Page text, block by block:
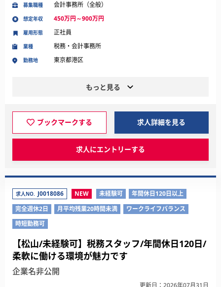
募集職種 会計事務所（全般）
想定年収 450万円～900万円
業種 税務・会計事務所
勤務地 東京都港区
雇用形態 正社員
もっと見る
ブックマークする 求人詳細を見る
求人にエントリーする
求人NO. J0018086 NEW 未経験可
年間休日120日以上
完全週休2日
月平均残業20時間未満
ワークライフバランス
時短勤務可
【松山/未経験可】税務スタッフ/年間休日120日/
柔軟に働ける環境が魅力です
企業名非公開
更新日：2026年07月31日